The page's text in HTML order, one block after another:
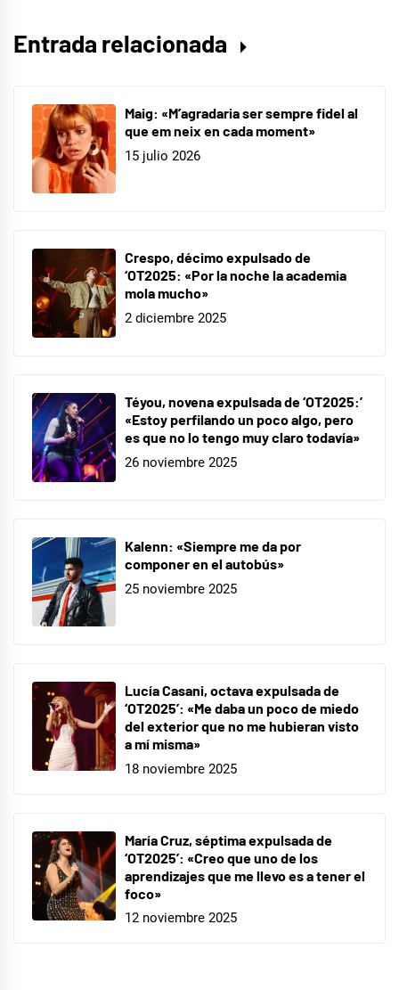
Entrada relacionada
Maig: «M’agradaria ser sempre fidel al
que em neix en cada moment»
15 julio 2026
Crespo, décimo expulsado de
‘OT2025: «Por la noche la academia
mola mucho»
2 diciembre 2025
Téyou, novena expulsada de ‘OT2025:’
«Estoy perfilando un poco algo, pero
es que no lo tengo muy claro todavía»
26 noviembre 2025
Kalenn: «Siempre me da por
componer en el autobús»
25 noviembre 2025
Lucía Casani, octava expulsada de
‘OT2025’: «Me daba un poco de miedo
del exterior que no me hubieran visto
a mí misma»
18 noviembre 2025
María Cruz, séptima expulsada de
‘OT2025’: «Creo que uno de los
aprendizajes que me llevo es a tener el
foco»
12 noviembre 2025